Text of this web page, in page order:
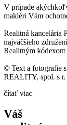
V prípade
makléri Vám
Realitná kancelária
najväčšieho
Realitným kódexom
© Text a fotografie
REALITY, spol. s r.
čítať viac
Váš